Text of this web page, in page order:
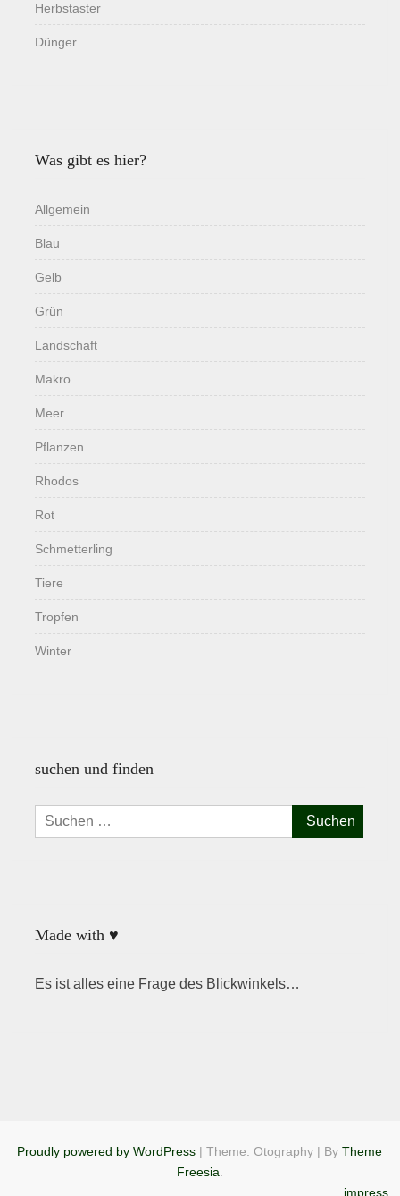
Herbstaster
Dünger
Was gibt es hier?
Allgemein
Blau
Gelb
Grün
Landschaft
Makro
Meer
Pflanzen
Rhodos
Rot
Schmetterling
Tiere
Tropfen
Winter
suchen und finden
Suchen
nach:
Made with ♥
Es ist alles eine Frage des Blickwinkels…
Proudly powered by WordPress |Theme: Otography | ByTheme
Freesia
impress